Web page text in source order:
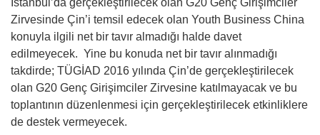
Zirvesinde Çin’i temsil edecek olan Youth Business China
konuyla ilgili net bir tavır almadığı halde davet
edilmeyecek. Yine bu konuda net bir tavır alınmadığı
takdirde; TÜGİAD 2016 yılında Çin’de gerçekleştirilecek
olan G20 Genç Girişimciler Zirvesine katılmayacak ve bu
toplantının düzenlenmesi için gerçekleştirilecek etkinliklere
de destek vermeyecek.